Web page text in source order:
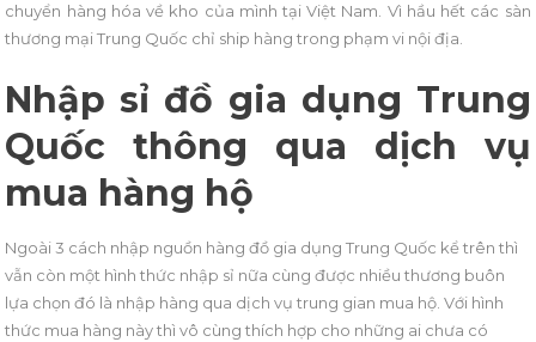
chuyển hàng hóa về kho của mình tại Việt Nam. Vì hầu hết các sàn
thương mại Trung Quốc chỉ ship hàng trong phạm vi nội địa.
Nhập sỉ đồ gia dụng Trung
Quốc thông qua dịch vụ
mua hàng hộ
Ngoài 3 cách nhập nguồn hàng đồ gia dụng Trung Quốc kể trên thì
vẫn còn một hình thức nhập sỉ nữa cùng được nhiều thương buôn
lựa chọn đó là nhập hàng qua dịch vụ trung gian mua hộ. Với hình
thức mua hàng này thì vô cùng thích hợp cho những ai chưa có